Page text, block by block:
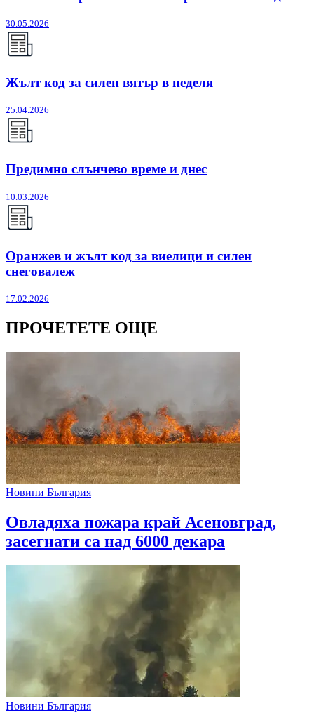
30.05.2026
Жълт код за силен вятър в неделя
25.04.2026
Предимно слънчево време и днес
10.03.2026
Оранжев и жълт код за виелици и силен
снеговалеж
17.02.2026
ПРОЧЕТЕТЕ ОЩЕ
Новини България
Овладяха пожара край Асеновград,
засегнати са над 6000 декара
Новини България